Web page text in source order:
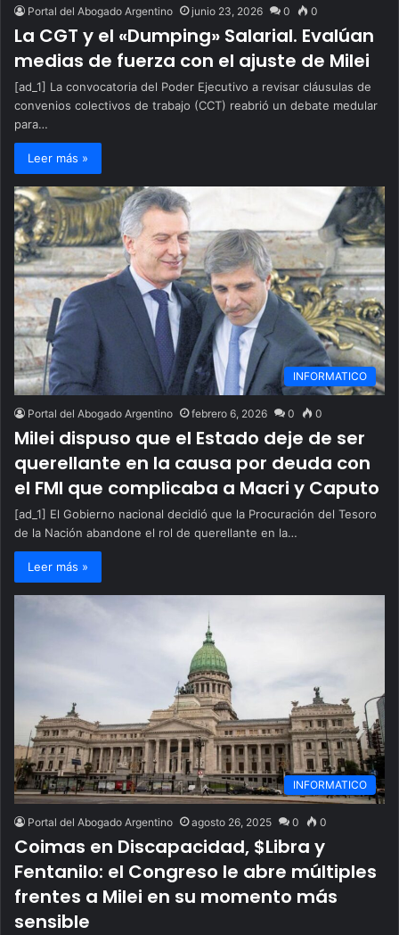
Portal del Abogado Argentino junio 23, 2026 0 0
La CGT y el «Dumping» Salarial. Evalúan
medias de fuerza con el ajuste de Milei
[ad_1] La convocatoria del Poder Ejecutivo a revisar cláusulas de
convenios colectivos de trabajo (CCT) reabrió un debate medular
para…
Leer más »
INFORMATICO
Portal del Abogado Argentino febrero 6, 2026 0 0
Milei dispuso que el Estado deje de ser
querellante en la causa por deuda con
el FMI que complicaba a Macri y Caputo
[ad_1] El Gobierno nacional decidió que la Procuración del Tesoro
de la Nación abandone el rol de querellante en la…
Leer más »
INFORMATICO
Portal del Abogado Argentino agosto 26, 2025 0 0
Coimas en Discapacidad, $Libra y
Fentanilo: el Congreso le abre múltiples
frentes a Milei en su momento más
sensible